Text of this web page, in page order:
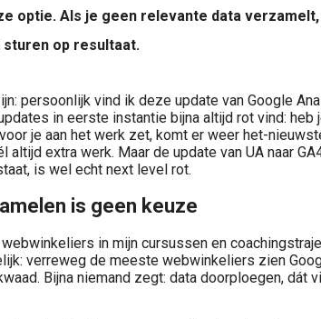
optie. Als je geen relevante data
sturen op resultaat.
persoonlijk vind ik deze update van Google
in eerste instantie bijna altijd rot vind: heb
je aan het werk zet, komt er weer het-
altijd extra werk. Maar de update van UA naar
is wel echt next level rot.
is geen keuze
in mijn cursussen en
verreweg de meeste webwinkeliers zien
Bijna niemand zegt: data doorploegen, dát